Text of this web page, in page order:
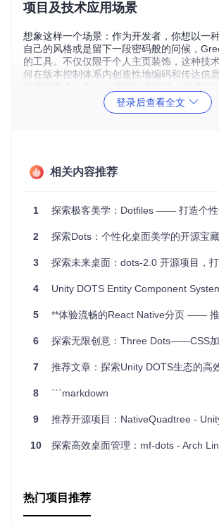
项目及技术应用场景
想象这样一个场景：作为开发者，你想以一
自己的风格或是留下一段密码般的问候，
的工具。不仅仅限于个人主页装饰，这种技
何在版本控制体系内创造性地编码和传达信
加密信息传输、特殊标记历史版本等，同样
完成个性化设计。
时间穿越感：通过设定过去的时间点进行
程增添一丝神秘色彩。
社区互动新维度
：这样的个性化展示，无
奇与互动，构建更有趣的开发者社区氛围
绿点项目虽自称为“ridiculous”，实则不然，
味性和个性化表达的重要性。在浩瀚的技术
正轨，用技术创造艺术，不失为一件乐事。
绿色的小点成为你数字旅程中的独特风景线
登录后查看全文
相关内容推荐
1 探索极客美学：Dotfiles —— 打造个性化
2 探索Dots：个性化桌面美学的开源宝藏
3 探索未来桌面：dots-2.0 开源项目，打造极致
4 Unity DOTS Entity Component
5 **体验流畅的React Native分页 —— 推荐react-
6 探索无限创意：Three Dots——CSS加载动
7 推荐文章：探索Unity DOTS生态的高效空间分划
8 ```markdown
9 推荐开源项目：NativeQuadtree - Unity DOTS
10 探索高效桌面管理：mf-dots - Arch Linux的
热门项目推荐